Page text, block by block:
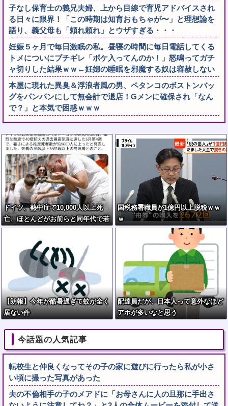
子なし保育士の義兄夫婦、上から目線で育児アドバイスされ
る日々に限界！「この時期は知育おもちゃが〜」と理想論を
語り、義父母も「頼れ頼れ」とウザすぎる・・・
妊娠５ヶ月で毎日激眠の私。昼寝の時間に毎日電話してくる
トメについにブチギレ「ボケ入ってんのか！」怒鳴ってガチ
ャ切りした結果ｗｗ←妊婦の睡眠を邪魔する奴は容赦しない
本屋に現れた異臭＆浮浪者風の男、ペタンコのボストンバッ
グをパンパンにして無会計で退店！Gメンに確保され「なん
で？」と本気で困惑ｗｗｗ
ドイツ、熱中症で10,000人以上死
亡、ほとんどがお前らと同年代で若
者は元気????
国税務署職員が1億円以上脱税ｗｗ
ｗ
【朗報】今年が酷暑過ぎて蚊が全く
居ない件
配達員だが、日本人って意外なほど
アホが多いなと思う
今話題の人気記事
転校生と仲良くなってその子の家に遊びに行ったら私が小さ
い頃に撮った写真があった
夫の不倫相手の子のメアドに「お母さんに人の旦那に手出さ